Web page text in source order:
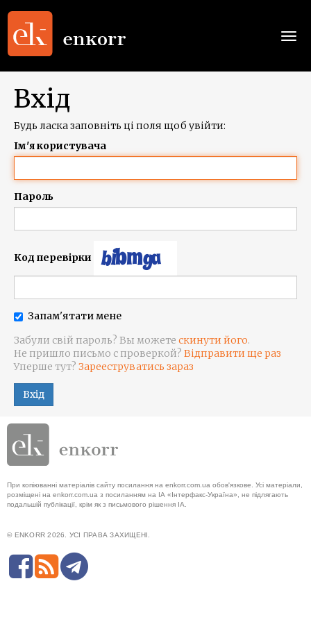
Вхід
Будь ласка заповніть ці поля щоб увійти:
Ім'я користувача
Пароль
Код перевірки
Запам'ятати мене
Забули свій пароль? Вы можете скинути його.
Не пришло письмо с проверкой? Відправити ще раз
Уперше тут? Зарееструватись зараз
Вхід
При копіюванні матеріалів сайту посилання на enkorr.com.ua обов'язкове. Усі матеріали,
розміщені на enkorr.com.ua з посиланням на ІА «Інтерфакс-Україна», не підлягають
подальшій публікації, крім як з письмового рішення ІА.
© ENKORR 2026. УСІ ПРАВА ЗАХИЩЕНІ.